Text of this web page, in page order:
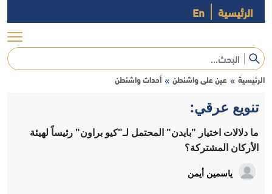
الرئيسية En
الرئيسية » عين على واشنطن » أحداث واشنطن
تنويع عرقي:
ما دلالات اختيار "بايدن" المحتمل لـ"كيو براون" رئيساً لهيئة
الأركان المشتركة؟
ياسمين أيمن